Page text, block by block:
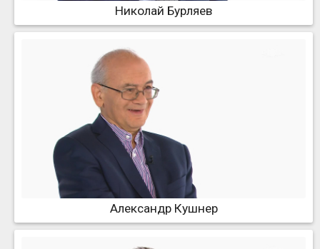
Николай Бурляев
Александр Кушнер